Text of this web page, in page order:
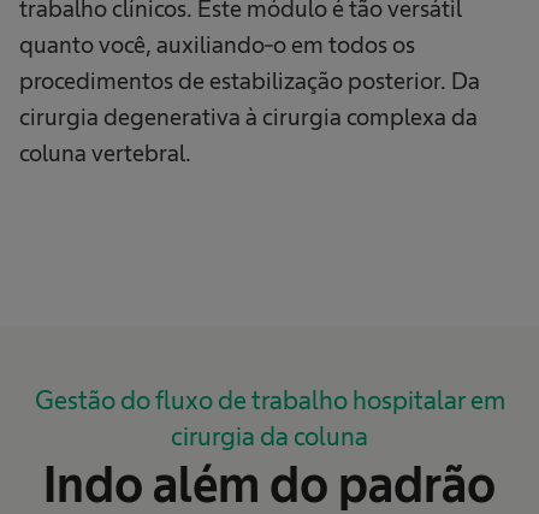
trabalho clínicos. Este módulo é tão versátil
quanto você, auxiliando-o em todos os
procedimentos de estabilização posterior. Da
cirurgia degenerativa à cirurgia complexa da
coluna vertebral.
Gestão do fluxo de trabalho hospitalar em
cirurgia da coluna
Indo além do padrão